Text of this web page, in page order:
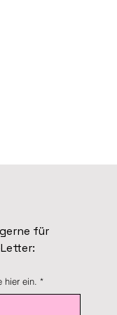
für
etter:
hier ein.